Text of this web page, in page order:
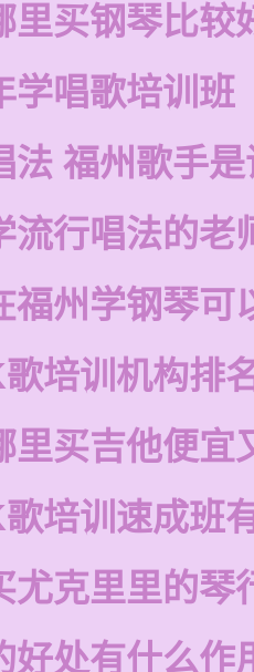
里买钢琴比较
学唱歌培训班
法 福州歌手是
流行唱法的老
福州学钢琴可
培训机构排
里买吉他便宜
培训速成班
尤克里里的琴
好处有什么作